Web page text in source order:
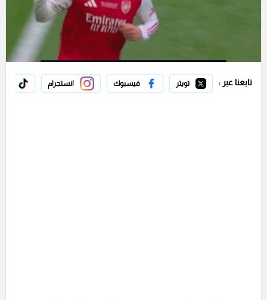
تابعنا عبر : تويتر فيسبوك انستجرام